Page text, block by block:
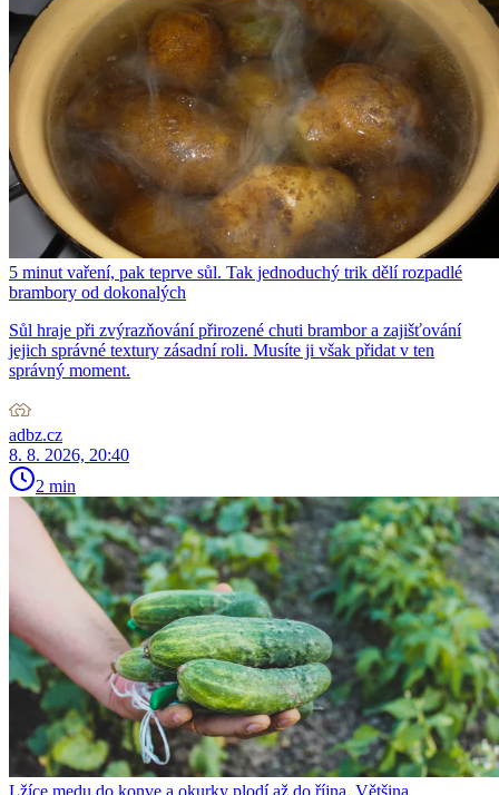
5 minut vaření, pak teprve sůl. Tak jednoduchý trik dělí rozpadlé
brambory od dokonalých
Sůl hraje při zvýrazňování přirozené chuti brambor a zajišťování
jejich správné textury zásadní roli. Musíte ji však přidat v ten
správný moment.
adbz.cz
8. 8. 2026, 20:40
2 min
Lžíce medu do konve a okurky plodí až do října. Většina